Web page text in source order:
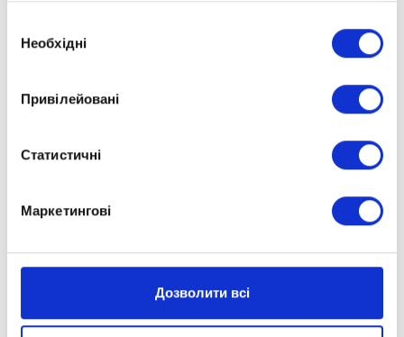
згоди
Необхідні
Привілейовані
Статистичні
Маркетингові
Дозволити всі